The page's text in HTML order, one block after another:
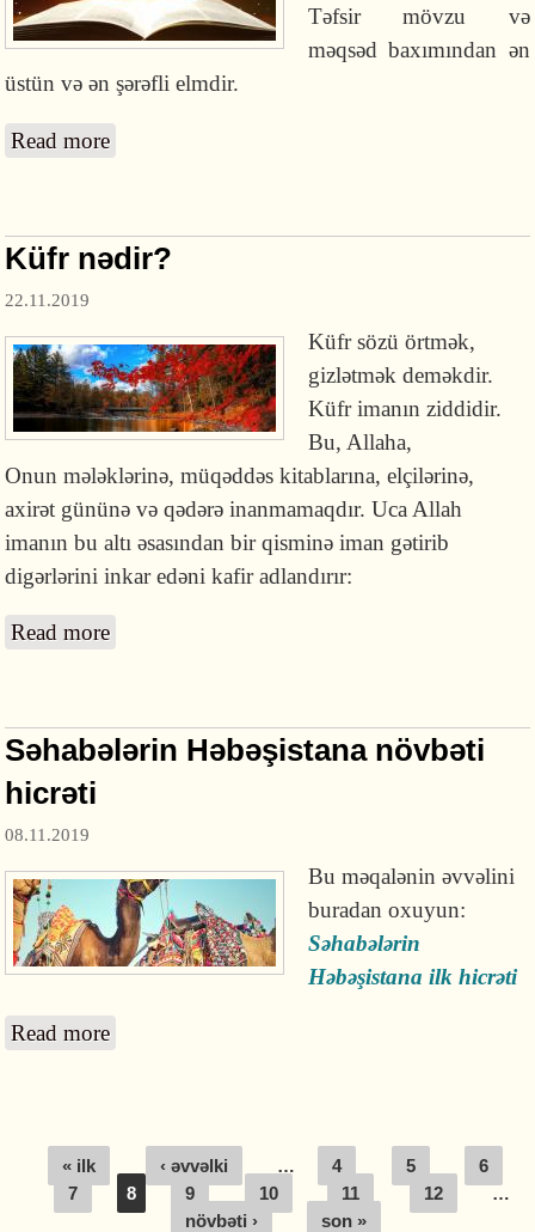
Təfsir mövzu və
məqsəd baxımından ən
üstün və ən şərəfli elmdir.
Read more
Küfr nədir?
22.11.2019
Küfr sözü örtmək,
gizlətmək deməkdir.
Küfr imanın ziddidir.
Bu, Allaha,
Onun mələklərinə, müqəddəs kitablarına, elçilərinə,
axirət gününə və qədərə inanmamaqdır. Uca Allah
imanın bu altı əsasından bir qisminə iman gətirib
digərlərini inkar edəni kafir adlandırır:
Read more
Səhabələrin Həbəşistana növbəti
hicrəti
08.11.2019
Bu məqalənin əvvəlini
buradan oxuyun:
Səhabələrin
Həbəşistana ilk hicrəti
Read more
Pages
« ilk ‹ əvvəlki … 4 5
6
7
8 9 10 11 12
…
növbəti ›
son »